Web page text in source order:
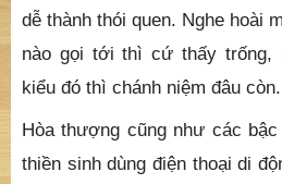
dễ thành thói quen. Nghe hoài
nào gọi tới thì cứ thấy trống,
kiểu đó thì chánh niệm đâu còn.
Hòa thượng cũng như các
thiền sinh dùng điện thoại di